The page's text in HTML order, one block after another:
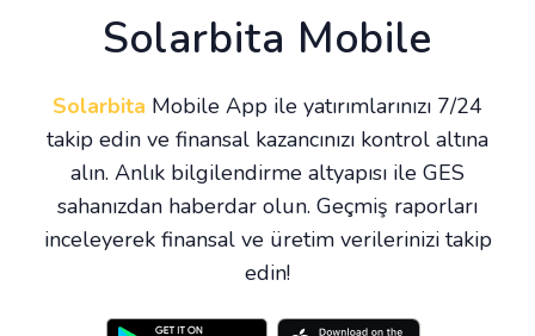
Solarbita Mobile
Solarbita Mobile App ile yatırımlarınızı 7/24
takip edin ve finansal kazancınızı kontrol altına
alın. Anlık bilgilendirme altyapısı ile GES
sahanızdan haberdar olun. Geçmiş raporları
inceleyerek finansal ve üretim verilerinizi takip
edin!